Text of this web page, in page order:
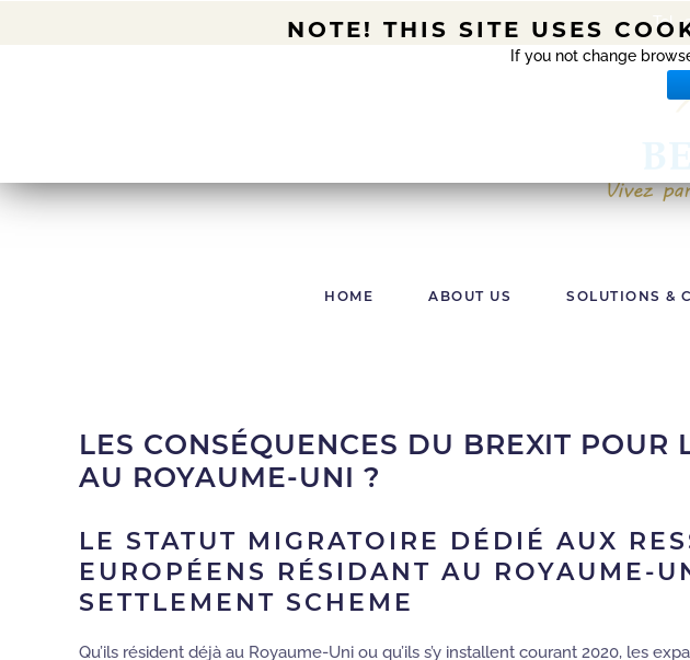
Tel
HOME ABOUT US SOLUTIONS &
LES CONSÉQUENCES DU BREXIT POUR
AU ROYAUME-UNI ?
LE STATUT MIGRATOIRE DÉDIÉ AUX
EUROPÉENS RÉSIDANT AU ROYAUME-
SETTLEMENT SCHEME
Qu’ils résident déjà au Royaume-Uni ou qu’ils s’y installent courant 2020, les
NOTE! THIS SITE USES
If you not change